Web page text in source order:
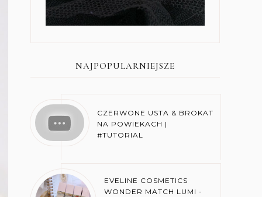
NAJPOPULARNIEJSZE
CZERWONE USTA & BROKAT
NA POWIEKACH |
#TUTORIAL
EVELINE COSMETICS
WONDER MATCH LUMI -